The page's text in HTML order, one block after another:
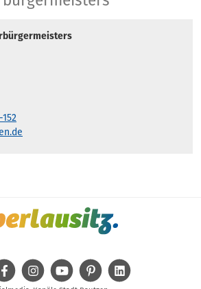
152
FacebookInstagramYoutube Pinterest